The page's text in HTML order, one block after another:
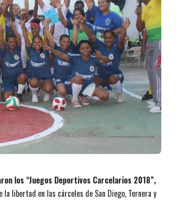
los “Juegos Deportivos Carcelarios 2018”,
libertad en las cárceles de San Diego, Ternera y